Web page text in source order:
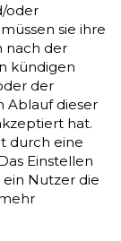
oder
sie ihre
nach der
kündigen
der
Ablauf dieser
hat.
durch eine
Einstellen
Nutzer die